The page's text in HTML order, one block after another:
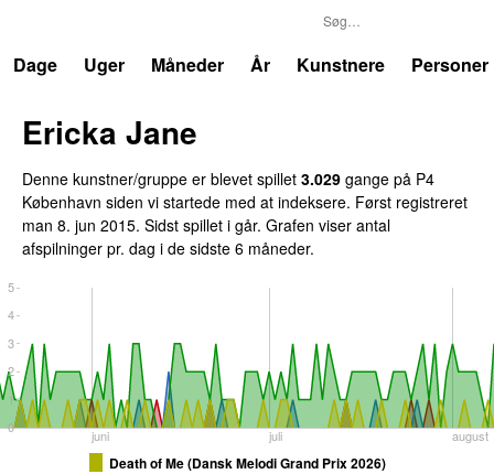
Dage
Uger Måneder År Kunstnere Personer
Ericka Jane
Denne kunstner/gruppe er blevet spillet 3.029 gange på P4
København siden vi startede med at indeksere. Først registreret
man 8. jun 2015. Sidst spillet i går. Grafen viser antal
afspilninger pr. dag i de sidste 6 måneder.
juni juli august
0
1
2
3
4
5
Death of Me (Dansk Melodi Grand Prix 2026)